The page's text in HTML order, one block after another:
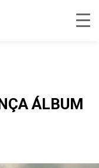
ÁLBUM